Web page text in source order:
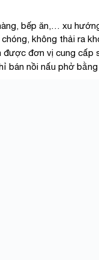
bếp ăn,… xu
không thải ra
đơn vị cung
bán nồi nấu phở